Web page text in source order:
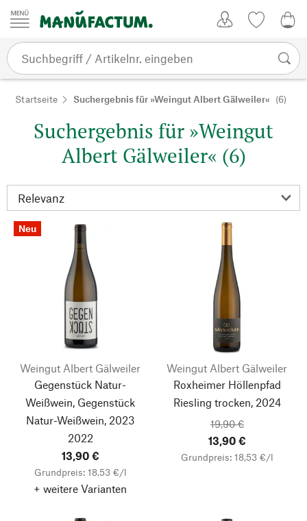
Zum Inhalt springen
Startseite Suchergebnis für »Weingut Albert Gälweiler« (6)
Suchergebnis für »Weingut
Albert Gälweiler« (6)
Neu
Weingut Albert Gälweiler
Gegenstück Natur-
Weißwein, Gegenstück
Natur-Weißwein, 2023
2022
13,90 €
Grundpreis: 18,53 €/l
+ weitere Varianten
Weingut Albert Gälweiler
Roxheimer Höllenpfad
Riesling trocken, 2024
19,90 €
13,90 €
Grundpreis: 18,53 €/l